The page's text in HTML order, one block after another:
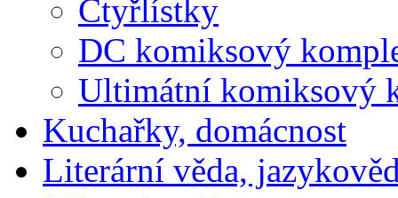
Čtyřlístky
DC komiksový
Ultimátní komiksový
Kuchařky, domácnost
Literární věda,